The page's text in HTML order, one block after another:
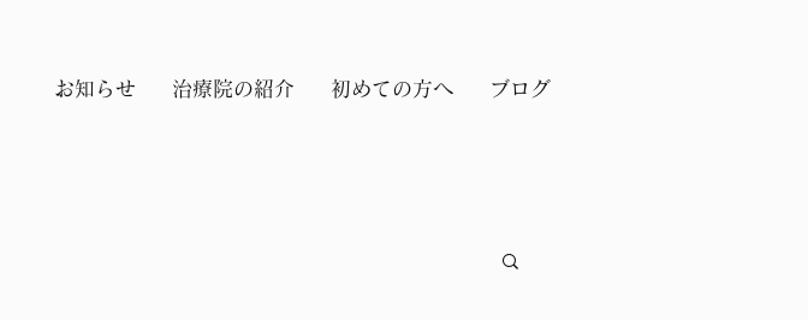
お知らせ 治療院の紹介 初めての方へ ブログ